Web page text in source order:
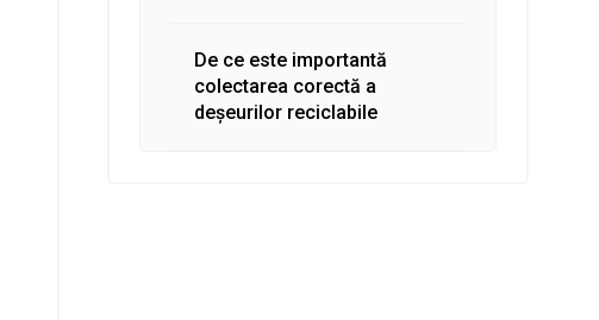
De ce este importantă
colectarea corectă a
deșeurilor reciclabile